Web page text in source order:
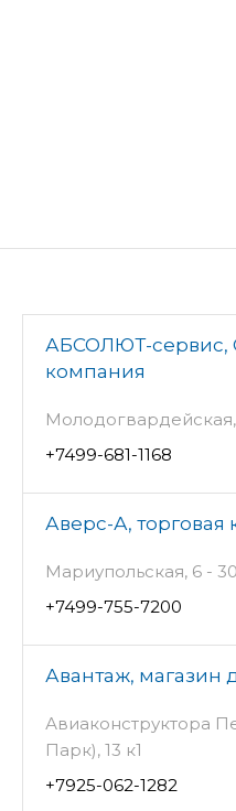
АБСОЛЮТ-сервис,
компания
Молодогвардейская,
+7499-681-1168
Аверс-А, торговая
Мариупольская, 6 -
+7499-755-7200
Авантаж, магазин
Авиаконструктора
Парк), 13 к1
+7925-062-1282